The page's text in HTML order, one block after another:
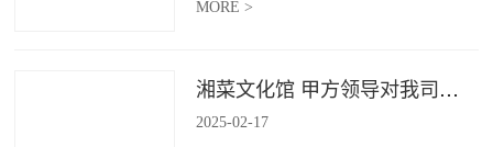
MORE >
湘菜文化馆 甲方领导对我司授牌
2025-02-17